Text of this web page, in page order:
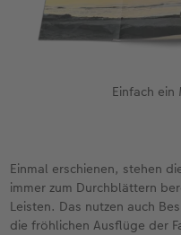
Einfach
Einmal erschienen, stehen
immer zum Durchblättern
Leisten. Das nutzen auch
die fröhlichen Ausflüge der